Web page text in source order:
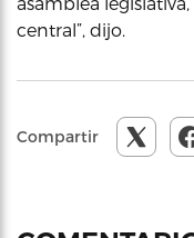
central”, dijo.
Compartir